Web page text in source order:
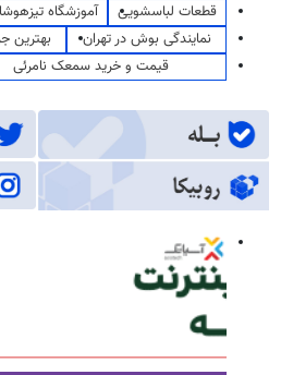
قطعات لباسشویی
آموزشگاه
نمایندگی بوش در تهران
بهترین
قیمت و خرید سمعک نامرئی